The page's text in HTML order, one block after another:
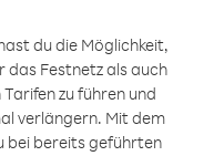
du die Möglichkeit,
das Festnetz als auch
zu führen und
verlängern. Mit dem
bei bereits geführten